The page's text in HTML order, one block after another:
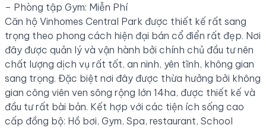
– Phòng tập Gym: Miễn Phí
Căn hộ Vinhomes Central Park được thiết kế rất sang
trọng theo phong cách hiện đại bán cổ điển rất đẹp. Nơi
đây được quản lý và vận hành bởi chính chủ đầu tư nên
chất lượng dịch vụ rất tốt, an ninh, yên tĩnh, không gian
sang trọng. Đặc biệt nơi đây được thừa hưởng bởi không
gian công viên ven sông rộng lớn 14ha, được thiết kế và
đầu tư rất bài bản. Kết hợp với các tiện ích sống cao
cấp đồng bộ: Hồ bơi, Gym, Spa, restaurant, School